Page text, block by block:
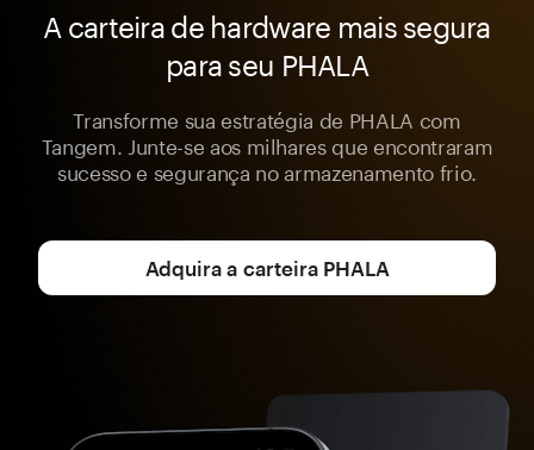
A carteira de hardware mais segura
para seu PHALA
Transforme sua estratégia de PHALA com
Tangem. Junte-se aos milhares que encontraram
sucesso e segurança no armazenamento frio.
Adquira a carteira PHALA